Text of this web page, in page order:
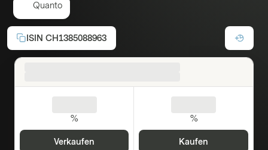
Quanto
ISIN CH1385088963
%
Verkaufen
%
Kaufen